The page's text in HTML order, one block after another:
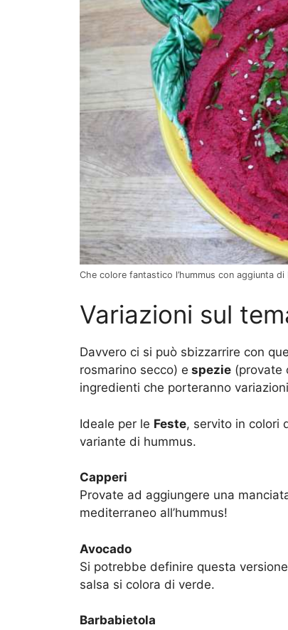
Che colore fantastico l’hummus con aggiunta
Variazioni sul
Davvero ci si può sbizzarrire con
rosmarino secco) e spezie (provate
ingredienti che porteranno
Ideale per le Feste, servito in colori
variante di hummus.
Capperi
Provate ad aggiungere una
mediterraneo all’hummus!
Avocado
Si potrebbe definire questa
salsa si colora di verde.
Barbabietola